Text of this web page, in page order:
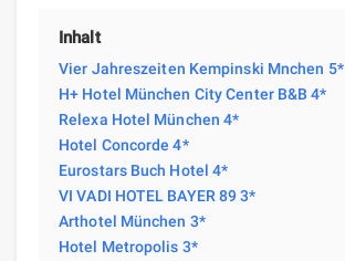
Inhalt
Vier Jahreszeiten Kempinski Mnchen 5*
H+ Hotel München City Center B&B 4*
Relexa Hotel München 4*
Hotel Concorde 4*
Eurostars Buch Hotel 4*
VI VADI HOTEL BAYER 89 3*
Arthotel München 3*
Hotel Metropolis 3*